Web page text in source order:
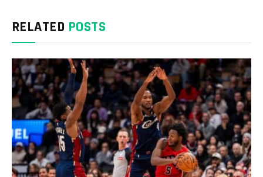
RELATED POSTS